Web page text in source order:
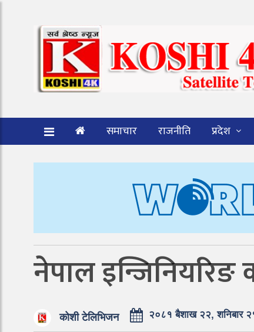
समाचार राजनीति प्रदेश
नेपाल
कोशी टेलिभिजन २०८१ बैशाख २२, शनिबार